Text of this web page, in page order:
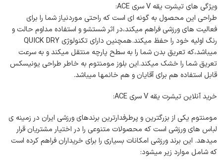
ویژگی های تیشرت یقه V سری ACE:
طراحی این محصول به گونه ای است که راحتی موردنیاز شما را برای
فعالیت های ورزشی فراهم میکند،در اثر شستشو و استفاده مداوم حالت و
رنگ اولیه خود را حفظ میکند.همچنین دارای تکنولوژی QUICK DRY
میباشد،که تعریق بدن شما را به سطح پارچه منتقل میکند و به سرعت
تعریق شما را خشک میکند.این بلوز مومنتوم به خاطر طراحی یونیسکس
قابل استفاده هم برای آقایان و هم خانمها میباشد.
خرید آنلاین تیشرت یقه V سری ACE:
مومنتوم یکی از بزرگترین و پرطرفدارترین برندهای ورزشی ایران در زمینه ی
لباس های ورزشی است که محصولات متنوعی را در اختیار مشتریان قرار
میدهد. این برند ورزشی امکانات بسیاری را برای خریداران فراهم کرده است
که شامل موارد زیر میشود: